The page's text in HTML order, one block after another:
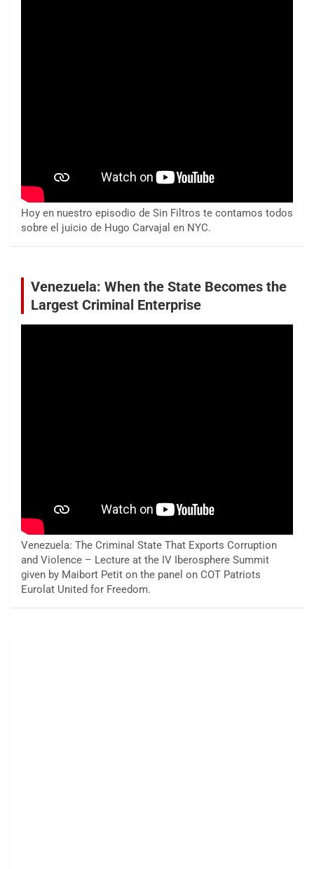
Hoy en nuestro episodio de Sin Filtros te contamos todos
sobre el juicio de Hugo Carvajal en NYC.
Venezuela: When the State Becomes the
Largest Criminal Enterprise
Venezuela: The Criminal State That Exports Corruption
and Violence – Lecture at the IV Iberosphere Summit
given by Maibort Petit on the panel on COT Patriots
Eurolat United for Freedom.